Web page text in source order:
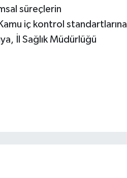
süreçlerin
iç kontrol standartlarına
İl Sağlık Müdürlüğü